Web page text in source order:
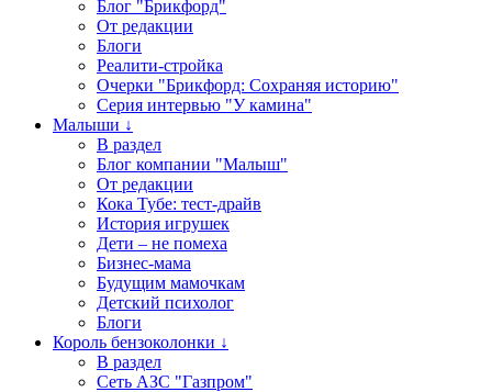
Блог "Брикфорд"
От редакции
Блоги
Реалити-стройка
Очерки "Брикфорд: Сохраняя историю"
Серия интервью "У камина"
Малыши ↓
В раздел
Блог компании "Малыш"
От редакции
Кока Тубе: тест-драйв
История игрушек
Дети – не помеха
Бизнес-мама
Будущим мамочкам
Детский психолог
Блоги
Король бензоколонки ↓
В раздел
Сеть АЗС "Газпром"